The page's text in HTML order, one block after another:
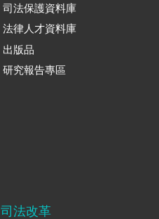
司法保護資料庫
法律人才資料庫
出版品
研究報告專區
司法改革